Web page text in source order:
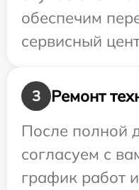
обеспечим
сервисный
3
Ремонт
После полной
согласуем с
график работ